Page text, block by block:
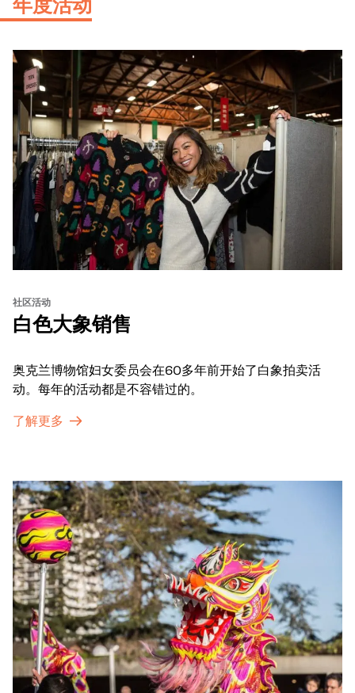
年度活动
社区活动
白色大象销售
奥克兰博物馆妇女委员会在60多年前开始了白象拍卖活
动。每年的活动都是不容错过的。
了解更多